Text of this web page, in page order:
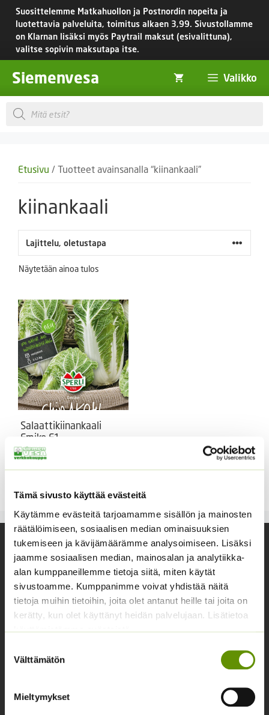
Tämä sivusto käyttää evästeitä
Käytämme evästeitä tarjoamamme sisällön ja mainosten
räätälöimiseen, sosiaalisen median ominaisuuksien
tukemiseen ja kävijämäärämme analysoimiseen. Lisäksi
jaamme sosiaalisen median, mainosalan ja analytiikka-
alan kumppaneillemme tietoja siitä, miten käytät
sivustoamme. Kumppanimme voivat yhdistää näitä
tietoja muihin tietoihin, joita olet antanut heille tai joita on
kerätty, kun olet käyttänyt heidän palvelujaan. Lisätietoa
käyttämistämme evästeistä
valinta
Välttämätön
Mieltymykset
Siirry
sisältöön
Suosittelemme Matkahuollon ja Postnordin nopeita ja
luotettavia palveluita, toimitus alkaen 3,99. Sivustollamme
on Klarnan lisäksi myös Paytrail maksut (esivalittuna),
valitse sopivin maksutapa itse.
Siemenvesa Valikko
Products
search
Etusivu / Tuotteet avainsanalla “kiinankaali”
kiinankaali
Näytetään ainoa tulos
Salaattikiinankaali
Emiko F1
Annoksesta saadaan noin 25
tainta.
Yhteystiedot
Asiakaspalvelu avoinna arkisin klo 10-17
02 631 9700
info@siemenvesa.fi
Noutopiste avoinna sopimuksen mukaan ja arkisin 10-
Facebook
Instagram